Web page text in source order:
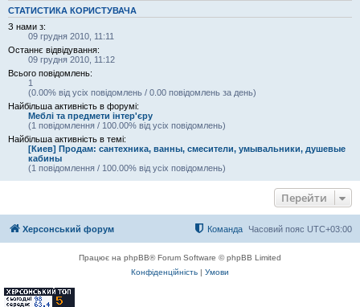
СТАТИСТИКА КОРИСТУВАЧА
З нами з:
09 грудня 2010, 11:11
Останнє відвідування:
09 грудня 2010, 11:12
Всього повідомлень:
1
(0.00% від усіх повідомлень / 0.00 повідомлень за день)
Найбільша активність в форумі:
Меблі та предмети інтер'єру
(1 повідомлення / 100.00% від усіх повідомлень)
Найбільша активність в темі:
[Киев] Продам: сантехника, ванны, смесители, умывальники, душевые
кабины
(1 повідомлення / 100.00% від усіх повідомлень)
Перейти
Херсонський форум Часовий пояс UTC+03:00
Команда
Працює на phpBB® Forum Software © phpBB Limited
Конфіденційність | Умови